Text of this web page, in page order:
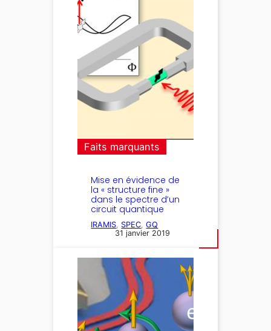
Faits marquants
Mise en évidence de
la « structure fine »
dans le spectre d’un
circuit quantique
IRAMIS SPEC , GQ
31 janvier 2019